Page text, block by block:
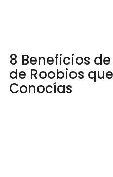
8 Beneficios
de Roobios
Conocías